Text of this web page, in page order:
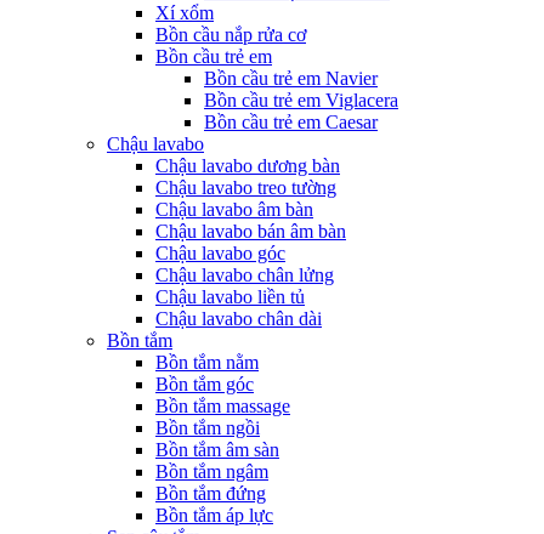
Xí xổm
Bồn cầu nắp rửa cơ
Bồn cầu trẻ em
Bồn cầu trẻ em Navier
Bồn cầu trẻ em Viglacera
Bồn cầu trẻ em Caesar
Chậu lavabo
Chậu lavabo dương bàn
Chậu lavabo treo tường
Chậu lavabo âm bàn
Chậu lavabo bán âm bàn
Chậu lavabo góc
Chậu lavabo chân lửng
Chậu lavabo liền tủ
Chậu lavabo chân dài
Bồn tắm
Bồn tắm nằm
Bồn tắm góc
Bồn tắm massage
Bồn tắm ngồi
Bồn tắm âm sàn
Bồn tắm ngâm
Bồn tắm đứng
Bồn tắm áp lực